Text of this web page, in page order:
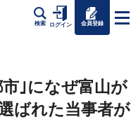
検索 ログイン 会員登録
｣になぜ富山が
ばれた当事者が